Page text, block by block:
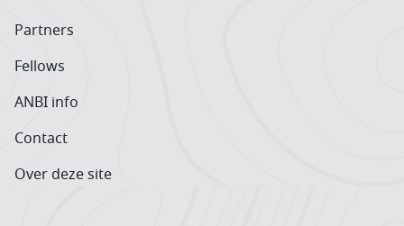
Partners
Fellows
ANBI info
Contact
Over deze site